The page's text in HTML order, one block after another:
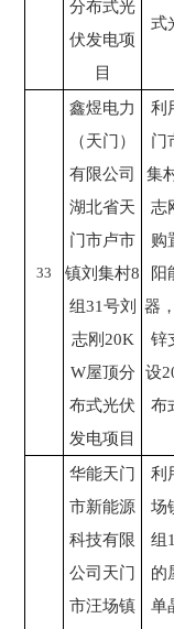
分布式光
伏发电项
目
式
33
鑫煜电力
（天门）
有限公司
湖北省天
门市卢市
镇刘集村8
组31号刘
志刚20K
W屋顶分
布式光伏
发电项目
利
门
集
志
购
阳
器
锌
设
布
华能天门
市新能源
科技有限
公司天门
市汪场镇
利
场
组
的
单